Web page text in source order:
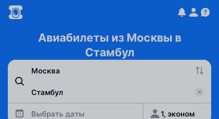
Авиабилеты из Москвы в
Стамбул
Выбрать даты 1, эконом